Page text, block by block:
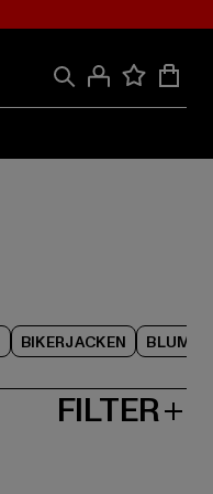
BIKERJACKEN
FILTER